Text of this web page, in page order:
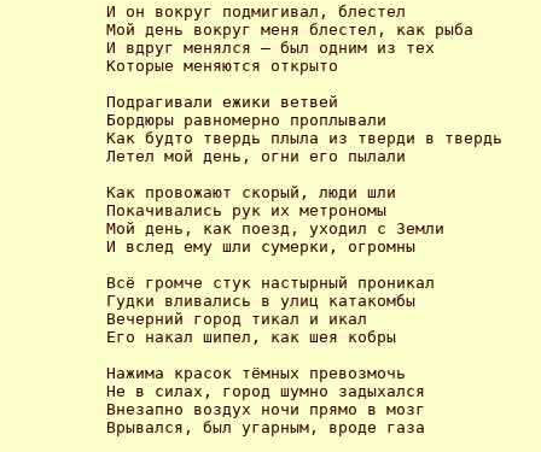
И он вокруг подмигивал, блестел
Мой день вокруг меня блестел, как рыба
И вдруг менялся – был одним из тех
Которые меняются открыто
Подрагивали ежики ветвей
Бордюры равномерно проплывали
Как будто твердь плыла из тверди в твердь
Летел мой день, огни его пылали
Как провожают скорый, люди шли
Покачивались рук их метрономы
Мой день, как поезд, уходил с Земли
И вслед ему шли сумерки, огромны
Всё громче стук настырный проникал
Гудки вливались в улиц катакомбы
Вечерний город тикал и икал
Его накал шипел, как шея кобры
Нажима красок тёмных превозмочь
Не в силах, город шумно задыхался
Внезапно воздух ночи прямо в мозг
Врывался, был угарным, вроде газа